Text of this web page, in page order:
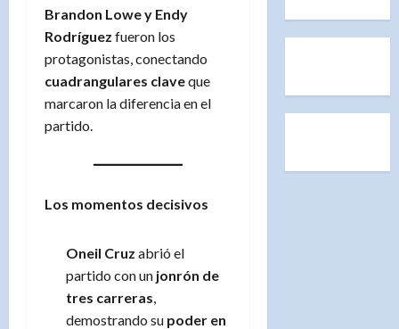
Brandon Lowe y Endy
Rodríguez fueron los
protagonistas, conectando
cuadrangulares claveque
marcaron la diferencia en el
partido.
Los momentos decisivos
Oneil Cruz abrió el
partido con un jonrón de
tres carreras
demostrando su poder en